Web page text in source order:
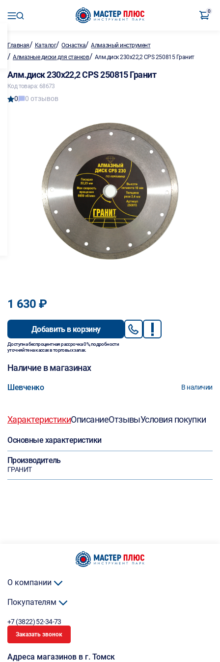
0
Главная/ Каталог/Оснастка/Алмазный инструмент
/ Алмазные диски для станков/ Алм.диск 230х22,2 CPS 250815 Гранит
Алм.диск 230х22,2 CPS 250815 Гранит
Код товара: 68673
0 0 отзывов
1 630 ₽
Добавить в корзину
Доступна беспроцентная рассрочка 0%, подробности
уточняйте на кассах в торговых залах.
Наличие в магазинах
Шевченко В наличии
ХарактеристикиОписаниеОтзывыУсловия покупки
Основные характеристики
Производитель
ГРАНИТ
О компании
Покупателям
+7 (3822) 52-34-73
Заказать звонок
Адреса магазинов в г. Томск